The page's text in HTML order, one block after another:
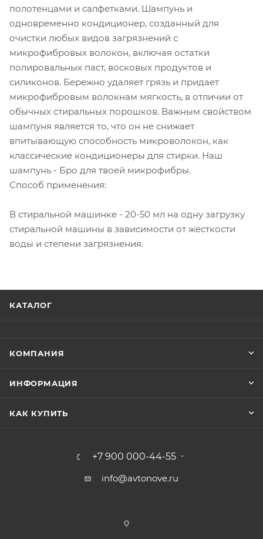
полотенцами и салфетками. Шампунь и
одновременно кондиционер, созданный для
очистки любых видов загрязнений с
микрофибровых волокон, включая остатки
полировальных паст, восковых продуктов и
силиконов. Бережно удаляет грязь и придает
микрофибровым волокнам мягкость, в отличии от
обычных стиральных порошков. Важным свойством
шампуня является то, что он не снижает
впитывающую способность микроволокон, как
классические кондиционеры для стирки. Наш
шампунь - Бро для твоей микрофибры.
Способ применения:
В стиральной машинке - 20-50 мл на одну загрузку
стиральной машины в зависимости от жесткости
воды и степени загрязнения.
КАТАЛОГ
КОМПАНИЯ
ИНФОРМАЦИЯ
КАК КУПИТЬ
+7 900 000-44-55
info@avtonove.ru